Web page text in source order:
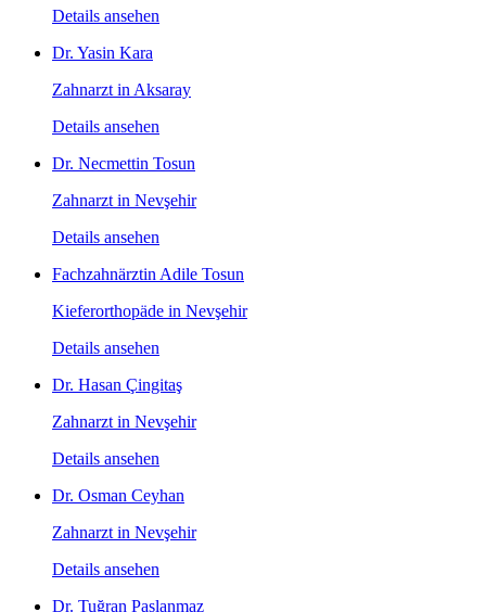
Details ansehen
Dr. Yasin Kara
Zahnarzt in Aksaray
Details ansehen
Dr. Necmettin Tosun
Zahnarzt in Nevşehir
Details ansehen
Fachzahnärztin Adile Tosun
Kieferorthopäde in Nevşehir
Details ansehen
Dr. Hasan Çingitaş
Zahnarzt in Nevşehir
Details ansehen
Dr. Osman Ceyhan
Zahnarzt in Nevşehir
Details ansehen
Dr. Tuğran Paslanmaz